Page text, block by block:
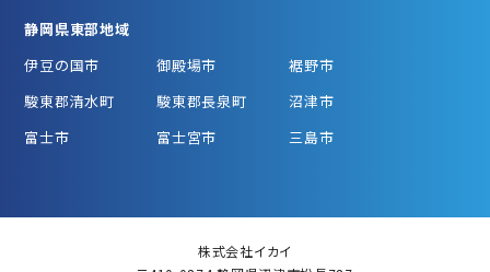
静岡県東部地域
伊豆の国市
御殿場市
裾野市
駿東郡清水町
駿東郡長泉町
沼津市
富士市
富士宮市 三島市
株式会社イカイ